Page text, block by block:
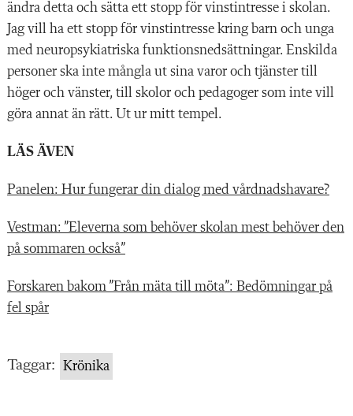
ändra detta och sätta ett stopp för vinstintresse i skolan.
Jag vill ha ett stopp för vinstintresse kring barn och unga
med neuropsykiatriska funktionsnedsättningar. Enskilda
personer ska inte mångla ut sina varor och tjänster till
höger och vänster, till skolor och pedagoger som inte vill
göra annat än rätt. Ut ur mitt tempel.
LÄS ÄVEN
Panelen: Hur fungerar din dialog med vårdnadshavare?
Vestman: ”Eleverna som behöver skolan mest behöver den
på sommaren också”
Forskaren bakom ”Från mäta till möta”: Bedömningar på
fel spår
Taggar: Krönika